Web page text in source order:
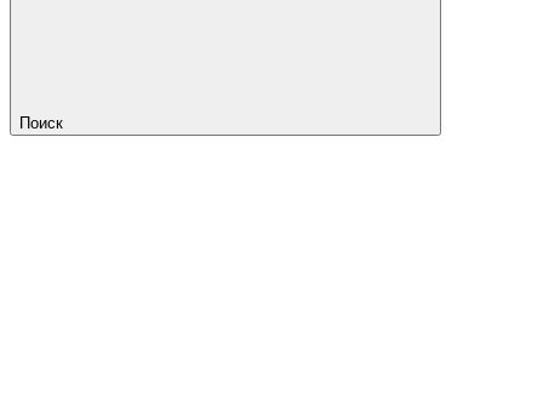
Поиск